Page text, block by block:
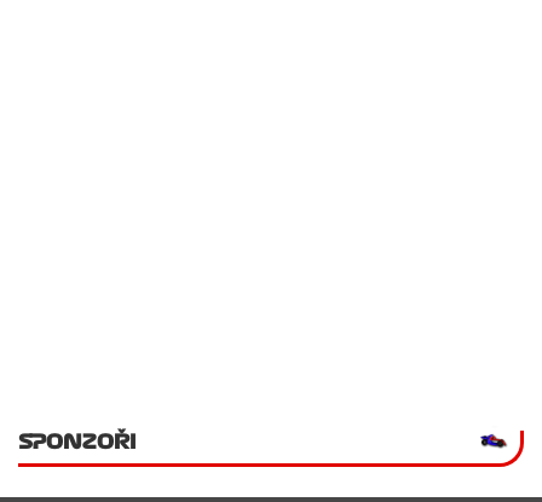
SPONZOŘI